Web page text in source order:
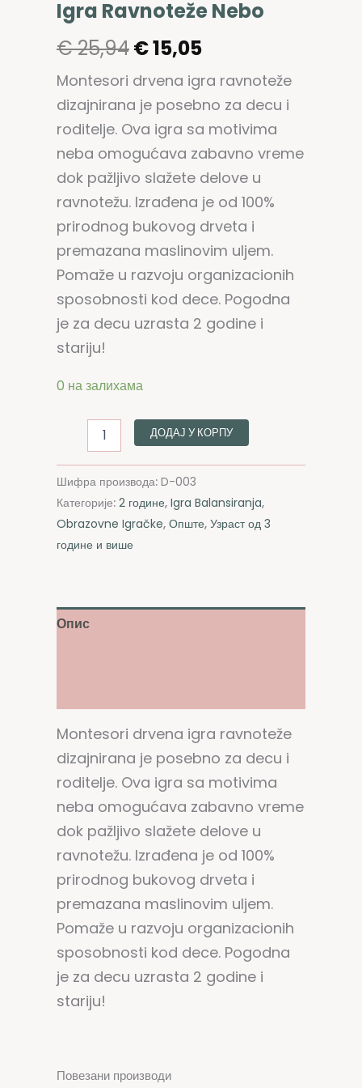
Igra Ravnoteže Nebo
€25,94€15,05
Montesori drvena igra ravnoteže
dizajnirana je posebno za decu i
roditelje. Ova igra sa motivima
neba omogućava zabavno vreme
dok pažljivo slažete delove u
ravnotežu. Izrađena je od 100%
prirodnog bukovog drveta i
premazana maslinovim uljem.
Pomaže u razvoju organizacionih
sposobnosti kod dece. Pogodna
je za decu uzrasta 2 godine i
stariju!
0 на залихама
ДОДАЈ У КОРПУ
Шифра производа: D-003
Категорије: 2 године, Igra Balansiranja,
Obrazovne Igračke, Опште, Узраст од 3
године и више
Опис
Montesori drvena igra ravnoteže
dizajnirana je posebno za decu i
roditelje. Ova igra sa motivima
neba omogućava zabavno vreme
dok pažljivo slažete delove u
ravnotežu. Izrađena je od 100%
prirodnog bukovog drveta i
premazana maslinovim uljem.
Pomaže u razvoju organizacionih
sposobnosti kod dece. Pogodna
je za decu uzrasta 2 godine i
stariju!
Повезани производи